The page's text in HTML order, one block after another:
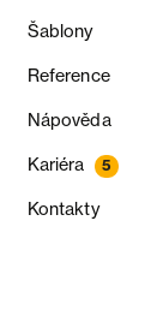
Šablony
Reference
Nápověda
Kariéra 5
Kontakty